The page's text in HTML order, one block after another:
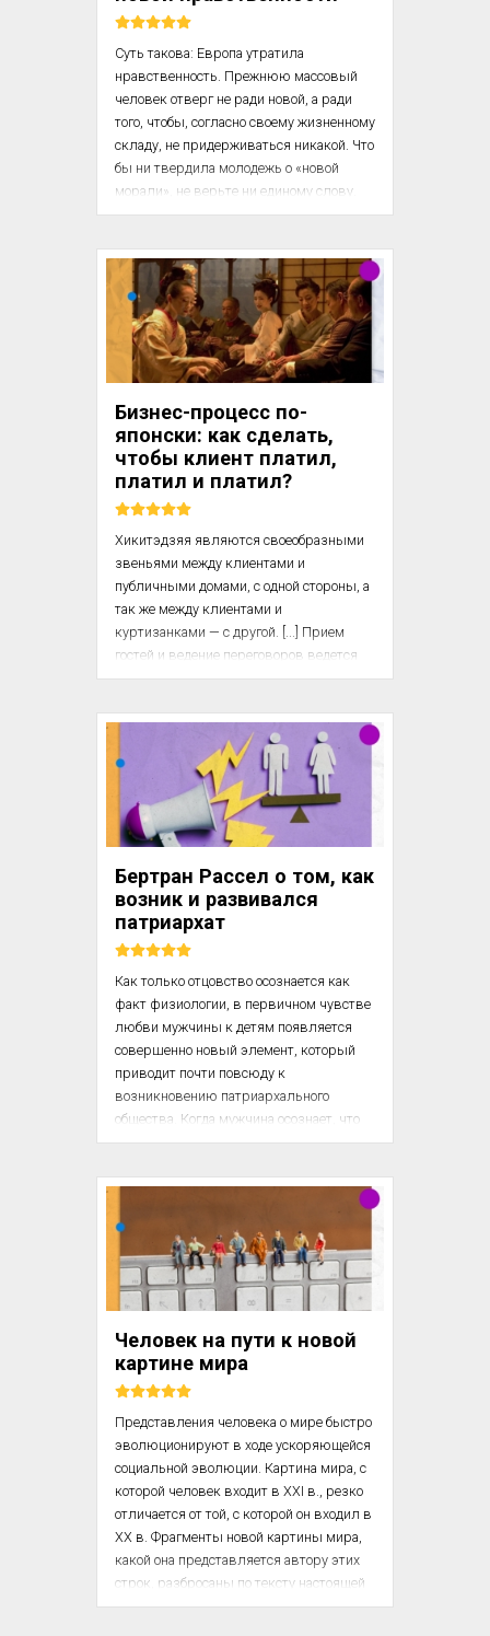
Суть такова: Европа утратила
нравственность. Прежнюю массовый
человек отверг не ради новой, а ради
того, чтобы, согласно своему жизненному
складу, не придерживаться никакой. Что
бы ни твердила молодежь о «новой
морали», не верьте ни единому слову.
Утверждаю, что на всем континенте ни у
подобия морали. И если кто-то
заговорил о «новой» – значит,
замыслил новую пакость и ищет
контрабандных путей.
Так что наивно укорять современного
только не заденет, но даже польстит.
Безнравственность...
Бизнес-процесс по-
японски: как сделать,
чтобы клиент платил,
платил и платил?
Хикитэдзяя являются своеобразными
звеньями между клиентами и
публичными домами, с одной стороны, а
так же между клиентами и
куртизанками — с другой. [...] Прием
гостей и ведение переговоров ведется
служанками, которых в каждом чайном
Поскольку репутация чайного домика во
многом зависит от этих служанок,
хозяева домов относятся к ним очень
внимательно, отлично понимая, что чем
лучше служанки выполняют свои
обязанности, тем больше количество
Когда гость появляется перед входом
хикитэдзяя, хозяйка заведения и ее
подручн...
Бертран Рассел о том, как
возник и развивался
патриархат
Как только отцовство осознается как
факт физиологии, в первичном чувстве
любви мужчины к детям появляется
совершенно новый элемент, который
приводит почти повсюду к
возникновению патриархального
общества. Когда мужчина осознает, что
ребенок – говоря словами Библии – есть
двукратно возрастает благодаря тому,
родительской власти и желание
победить смерть в том смысле, что
достижения его потомков продолжают
его достижения и их жизнь есть
тщеславия не исчезает вместе с его
жизнью, но передается потом...
Человек на пути к новой
картине мира
Представления человека о мире быстро
эволюционируют в ходе ускоряющейся
социальной эволюции. Картина мира, с
которой человек входит в XXI в., резко
отличается от той, с которой он входил в
XX в. Фрагменты новой картины мира,
какой она представляется автору этих
строк, разбросаны по тексту настоящей
книги. Соберем их воедино.